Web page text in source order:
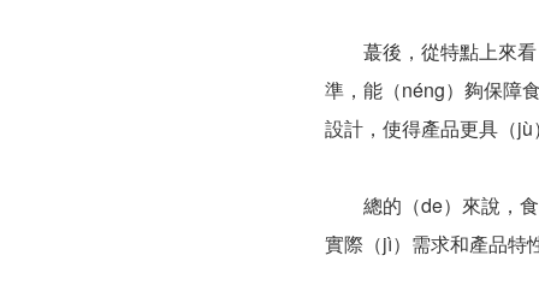
蕞後，從特點上來看
準，能（néng）夠保障
設計，使得產品更具（
總的（de）來說，食
實際（jì）需求和產品特